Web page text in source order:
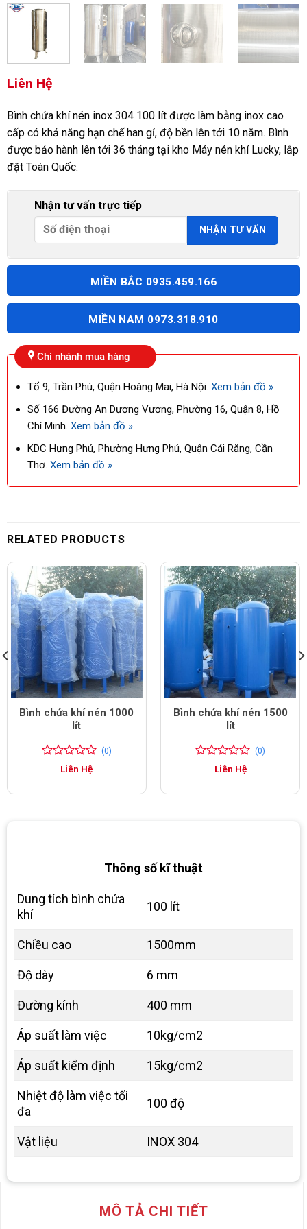
Liên Hệ
Bình chứa khí nén inox 304 100 lít được làm bằng inox cao
cấp có khả năng hạn chế han gỉ, độ bền lên tới 10 năm. Bình
được bảo hành lên tới 36 tháng tại kho Máy nén khí Lucky, lắp
đặt Toàn Quốc.
Nhận tư vấn trực tiếp
MIỀN BẮC 0935.459.166
MIỀN NAM 0973.318.910
Chi nhánh mua hàng
Tổ 9, Trần Phú, Quận Hoàng Mai, Hà Nội.Xem bản đồ »
Số 166 Đường An Dương Vương, Phường 16, Quận 8, Hồ
Chí Minh.Xem bản đồ »
KDC Hưng Phú, Phường Hưng Phú, Quận Cái Răng, Cần
Thơ.Xem bản đồ »
RELATED PRODUCTS
Bình chứa khí nén 1000
lít
(0)
Liên Hệ
Bình chứa khí nén 1500
lít
(0)
Liên Hệ
MÔ TẢ CHI TIẾT
Thông số kĩ thuật
Dung tích bình chứa
khí
100 lít
Chiều cao 1500mm
Độ dày 6 mm
Đường kính 400 mm
Áp suất làm việc 10kg/cm2
Áp suất kiểm định 15kg/cm2
Nhiệt độ làm việc tối
đa
100 độ
Vật liệu INOX 304